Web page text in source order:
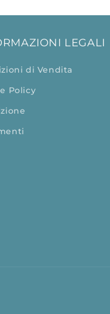
LEGALI
di Vendita
Policy